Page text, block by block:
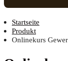
Startseite
Produkt
Onlinekurs